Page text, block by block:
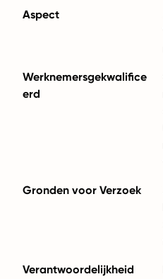
Aspect
Werknemersgekwalifice
erd
Gronden voor Verzoek
Verantwoordelijkheid